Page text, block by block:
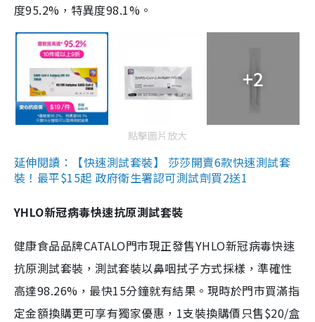
度95.2%，特異度98.1%。
+2
點擊圖片放大
延伸閱讀：【快速測試套裝】 莎莎開賣6款快速測試套
裝！最平$15起 政府衛生署認可測試劑買2送1
YHLO新冠病毒快速抗原測試套裝
健康食品品牌CATALO門市現正發售YHLO新冠病毒快速
抗原測試套裝，測試套裝以鼻咽拭子方式採樣，準確性
高達98.26%，最快15分鐘就有結果。現時於門市買滿指
定金額換購更可享有獨家優惠，1支裝換購價只售$20/盒